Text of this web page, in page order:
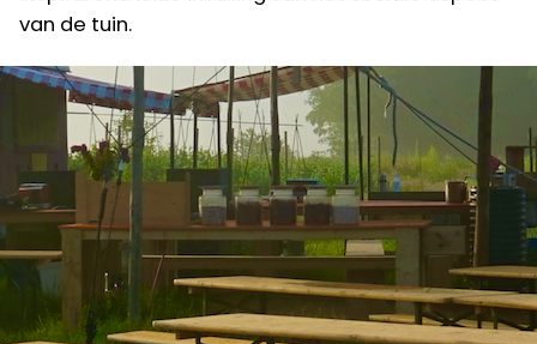
van de tuin.